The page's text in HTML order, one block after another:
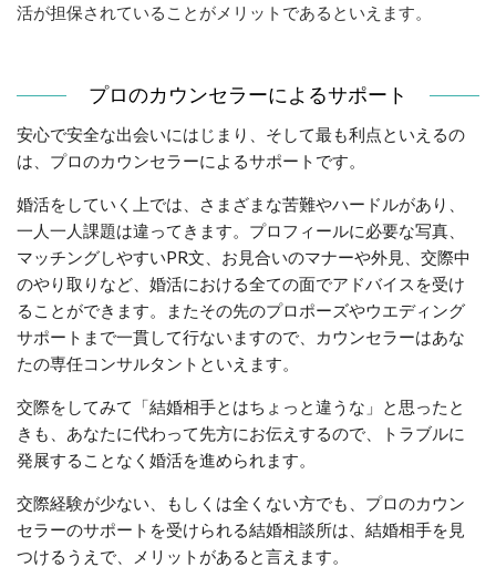
活が担保されていることがメリットであるといえます。
プロのカウンセラーによるサポート
安心で安全な出会いにはじまり、そして最も利点といえるの
は、プロのカウンセラーによるサポートです。
婚活をしていく上では、さまざまな苦難やハードルがあり、
一人一人課題は違ってきます。プロフィールに必要な写真、
マッチングしやすいPR文、お見合いのマナーや外見、交際中
のやり取りなど、婚活における全ての面でアドバイスを受け
ることができます。またその先のプロポーズやウエディング
サポートまで一貫して行ないますので、カウンセラーはあな
たの専任コンサルタントといえます。
交際をしてみて「結婚相手とはちょっと違うな」と思ったと
きも、あなたに代わって先方にお伝えするので、トラブルに
発展することなく婚活を進められます。
交際経験が少ない、もしくは全くない方でも、プロのカウン
セラーのサポートを受けられる結婚相談所は、結婚相手を見
つけるうえで、メリットがあると言えます。